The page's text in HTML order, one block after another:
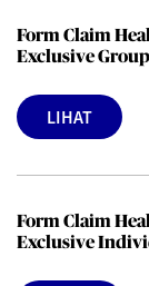
Form Claim
Exclusive
LIHAT
Form Claim
Exclusive